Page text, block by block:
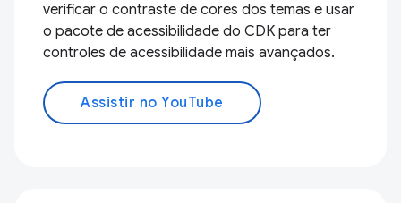
verificar o contraste de cores dos temas e usar
o pacote de acessibilidade do CDK para ter
controles de acessibilidade mais avançados.
Assistir no YouTube